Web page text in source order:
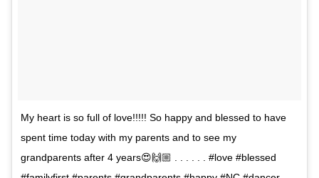
My heart is so full of love!!!!! So happy and blessed to have
spent time today with my parents and to see my
grandparents after 4 years😍🙌🏼 . . . . . . #love #blessed